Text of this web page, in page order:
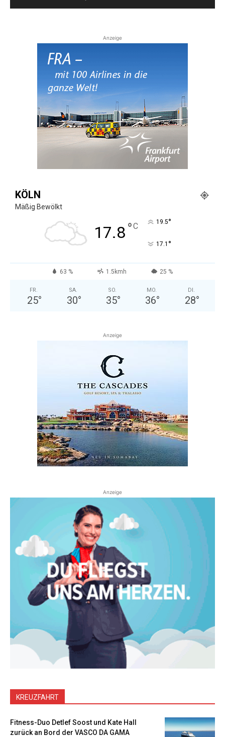
Anzeige
KÖLN
Mäßig Bewölkt
17.8°C 19.5°
17.1 °
63 % 1.5kmh 25 %
FR.
25°
SA.
30°
SO.
35°
MO.
36°
DI.
28°
Anzeige
Anzeige
KREUZFAHRT
Fitness-Duo Detlef Soost und Kate Hall
zurück an Bord der VASCO DA GAMA